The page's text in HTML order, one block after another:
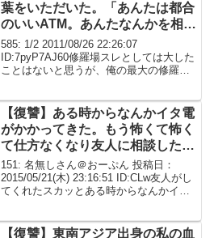
葉をいただいた。「あんたは都合
のいいATM。あんたなんかを相手
にしてやっただけ感謝しろ」【胸
糞→ざまぁ】
585: 1/2 2011/08/26 22:26:07
ID:7pyP7AJ60修羅場スレとしては大した
ことはないと思うが、俺の最大の修羅場
買ったんだけど、実際、I...
【復讐】ある時からなんかイタ電
がかかってきた。もう怖くて怖く
て仕方なくなり友人に相談したら
「任せろ」と対応してくれた
151: 名無しさん＠おーぷん 投稿日：
2015/05/21(木) 23:16:51 ID:CLw友人がし
てくれたスカッとある時からなんかイタ
仕方なくなり友人に相談した...
【復讐】東南アジア出身の私の血